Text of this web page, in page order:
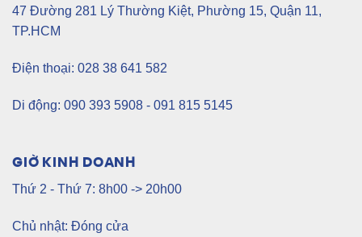
47 Đường 281 Lý Thường Kiệt, Phường 15, Quận 11,
TP.HCM
Điện thoại: 028 38 641 582
Di động: 090 393 5908 - 091 815 5145
GIỜ KINH DOANH
Thứ 2 - Thứ 7: 8h00 -> 20h00
Chủ nhật: Đóng cửa